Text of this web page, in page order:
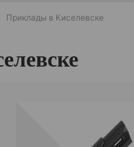
Приклады в Киселевске